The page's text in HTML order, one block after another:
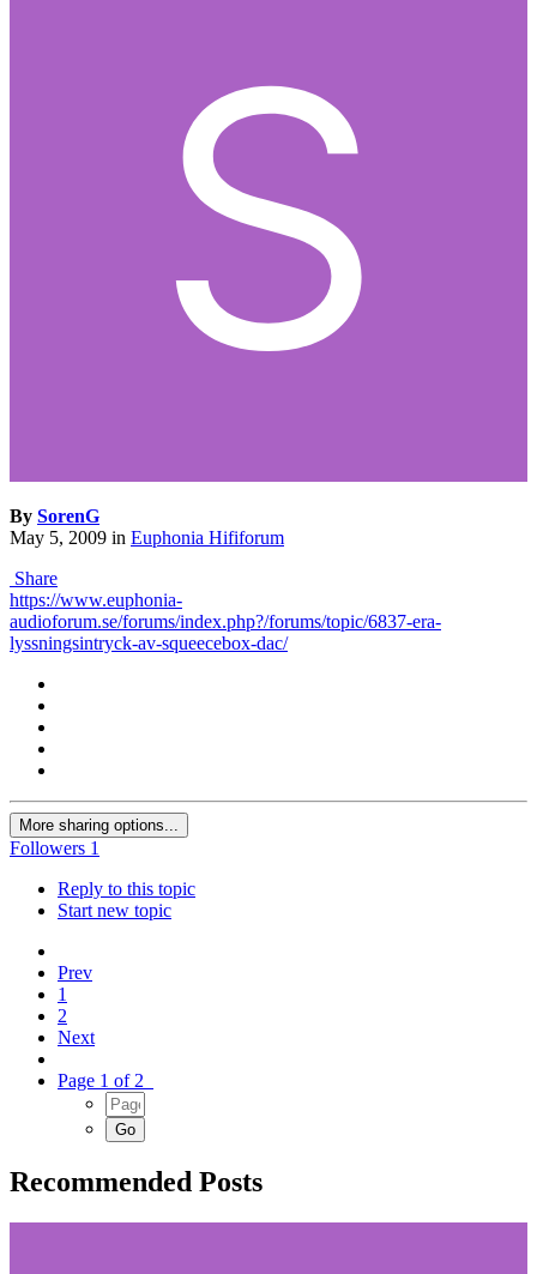
By SorenG
May 5, 2009 in Euphonia Hififorum
Share
https://www.euphonia-
audioforum.se/forums/index.php?/forums/topic/6837-era-
lyssningsintryck-av-squeecebox-dac/
More sharing options...
Followers 1
Reply to this topic
Start new topic
Prev
1
2
Next
Page 1 of 2
Recommended Posts